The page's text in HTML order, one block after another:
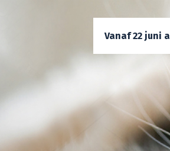
Vanaf 22 juni